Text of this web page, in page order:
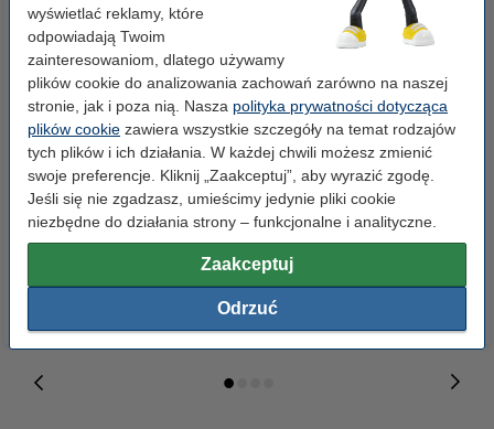
wyświetlać reklamy, które
odpowiadają Twoim
zainteresowaniom, dlatego używamy
plików cookie do analizowania zachowań zarówno na naszej
stronie, jak i poza nią. Nasza polityka prywatności dotycząca
plików cookie zawiera wszystkie szczegóły na temat rodzajów
tych plików i ich działania. W każdej chwili możesz zmienić
swoje preferencje. Kliknij „Zaakceptuj”, aby wyrazić zgodę.
Jeśli się nie zgadzasz, umieścimy jedynie pliki cookie
niezbędne do działania strony – funkcjonalne i analityczne.
Zaakceptuj
Odrzuć
Lexmark 18C0031 (Nr 31) tusz
foto, zwiększona pojemność,
wersja 123drukuj
Lexmark 18C0034 (Nr 34) tusz
czarny, zwiększona pojemność,
wersja 123drukuj